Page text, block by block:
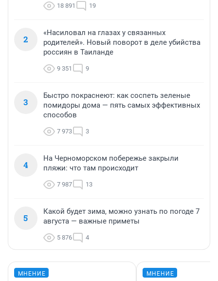
18 891 19
2
«Насиловал на глазах у связанных
родителей». Новый поворот в деле убийства
россиян в Таиланде
9 351 9
3
Быстро покраснеют: как соспеть зеленые
помидоры дома — пять самых эффективных
способов
7 973 3
4
На Черноморском побережье закрыли
пляжи: что там происходит
7 987 13
5
Какой будет зима, можно узнать по погоде 7
августа — важные приметы
5 876 4
МНЕНИЕ МНЕНИЕ